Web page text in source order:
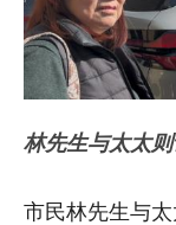
林先生与太太则
市民林先生与